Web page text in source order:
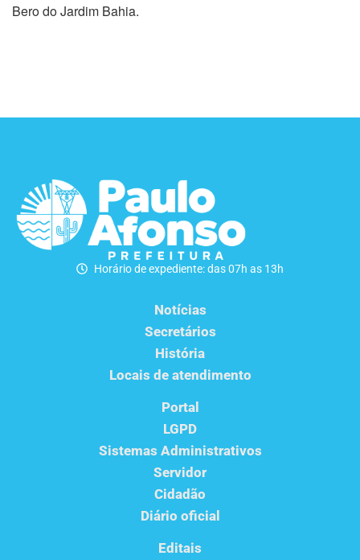
Bero do Jardim Bahia.
Horário de expediente: das 07h as 13h
Notícias
Secretários
História
Locais de atendimento
Portal
LGPD
Sistemas Administrativos
Servidor
Cidadão
Diário oficial
Editais